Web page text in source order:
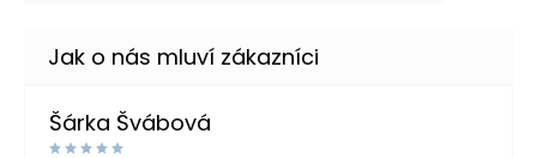
Šárka Švábová